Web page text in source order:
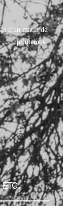
d'un matin de
printemps.